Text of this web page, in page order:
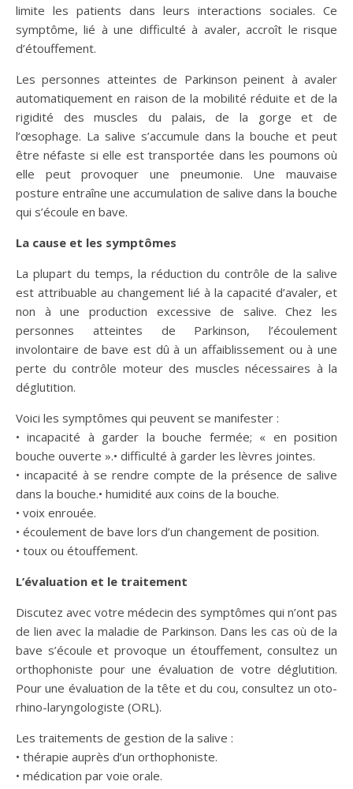
limite les patients dans leurs interactions sociales. Ce
symptôme, lié à une difficulté à avaler, accroît le risque
d’étouffement.
Les personnes atteintes de Parkinson peinent à avaler
automatiquement en raison de la mobilité réduite et de la
rigidité des muscles du palais, de la gorge et de
l’œsophage. La salive s’accumule dans la bouche et peut
être néfaste si elle est transportée dans les poumons où
elle peut provoquer une pneumonie. Une mauvaise
posture entraîne une accumulation de salive dans la bouche
qui s’écoule en bave.
La cause et les symptômes
La plupart du temps, la réduction du contrôle de la salive
est attribuable au changement lié à la capacité d’avaler, et
non à une production excessive de salive. Chez les
personnes atteintes de Parkinson, l’écoulement
involontaire de bave est dû à un affaiblissement ou à une
perte du contrôle moteur des muscles nécessaires à la
déglutition.
Voici les symptômes qui peuvent se manifester :
• incapacité à garder la bouche fermée; « en position
bouche ouverte ».• difficulté à garder les lèvres jointes.
• incapacité à se rendre compte de la présence de salive
dans la bouche.• humidité aux coins de la bouche.
• voix enrouée.
• écoulement de bave lors d’un changement de position.
• toux ou étouffement.
L’évaluation et le traitement
Discutez avec votre médecin des symptômes qui n’ont pas
de lien avec la maladie de Parkinson. Dans les cas où de la
bave s’écoule et provoque un étouffement, consultez un
orthophoniste pour une évaluation de votre déglutition.
Pour une évaluation de la tête et du cou, consultez un oto-
rhino-laryngologiste (ORL).
Les traitements de gestion de la salive :
• thérapie auprès d’un orthophoniste.
• médication par voie orale.